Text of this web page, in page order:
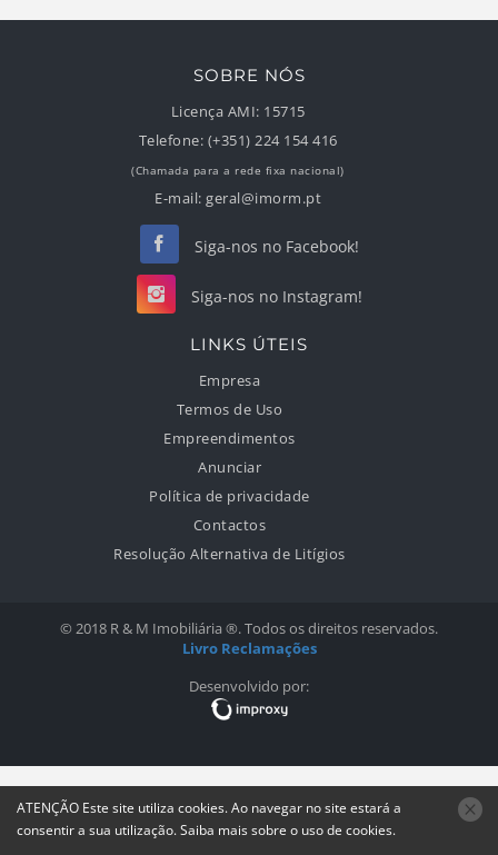
ATENÇÃO Este site utiliza cookies. Ao navegar no site estará a
consentir a sua utilização.Saiba mais sobre o uso de cookies.
SOBRE NÓS
Licença AMI: 15715
Telefone: (+351) 224 154 416
(Chamada para a rede fixa nacional)
E-mail: geral@imorm.pt
Siga-nos no Facebook!
Siga-nos no Instagram!
LINKS ÚTEIS
Empresa
Termos de Uso
Empreendimentos
Anunciar
Política de privacidade
Contactos
Resolução Alternativa de Litígios
© 2018 R & M Imobiliária ®. Todos os direitos reservados.
Livro Reclamações
Desenvolvido por: